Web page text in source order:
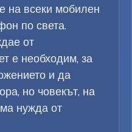
на всеки мобилен
по света.
от
е необходим, за
и да
но човекът, на
нужда от